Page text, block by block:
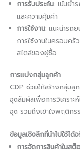
การรับประกัน: เน้นย้ำ
และความคุ้มค่า
การใช้งาน: แนะนำรถ
การใช้งานในครอบค
สไตล์ของผู้ซื้อ
การแบ่งกลุ่มลูกค้า
CDP ช่วยให้สร้างกลุ่มลู
จุดสัมผัสเพื่อการวิเครา
จุด รวมถึงเข้าใจพฤติก
ข้อมูลเชิงลึกที่นำไปใช้ได้
การจัดการสินค้าในสต็